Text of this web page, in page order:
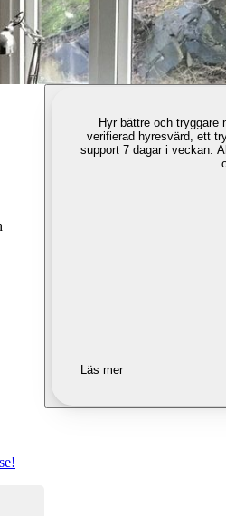
Hyr bättre och tryggare
verifierad hyresvärd, ett
support 7 dagar i veckan.
Läs mer